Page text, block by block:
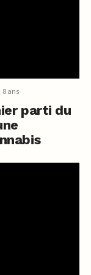
8 ans
parti du